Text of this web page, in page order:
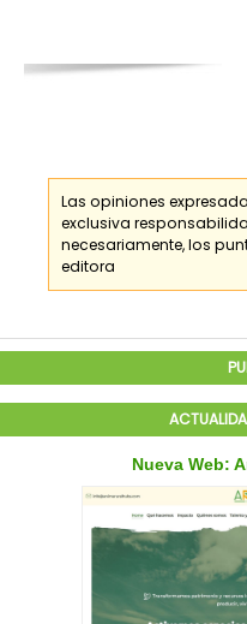
Las opiniones
exclusiva
necesariamente, los
editora